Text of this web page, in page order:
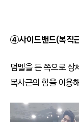
④사이드밴드(복직
덤벨을 든 쪽으로 상
복사근의 힘을 이용